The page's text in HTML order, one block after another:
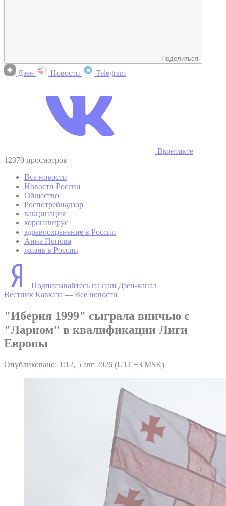
Поделиться
Дзен Новости Telegram
Вконтакте
12370 просмотров
Все новости
Новости России
Общество
Роспотребнадзор
вакцинация
коронавирус
здравоохранение в России
Анна Попова
жизнь в России
Подписывайтесь на наш Дзен-канал
Вестник Кавказа — Все новости
"Иберия 1999" сыграла вничью с
"Ларном" в квалификации Лиги
Европы
Опубликовано: 1:12, 5 авг 2026 (UTC+3 MSK)